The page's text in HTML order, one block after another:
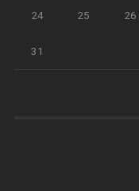
24 25 26
31